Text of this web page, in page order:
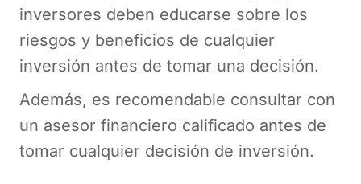
inversores deben educarse sobre los
riesgos y beneficios de cualquier
inversión antes de tomar una decisión.
Además, es recomendable consultar con
un asesor financiero calificado antes de
tomar cualquier decisión de inversión.